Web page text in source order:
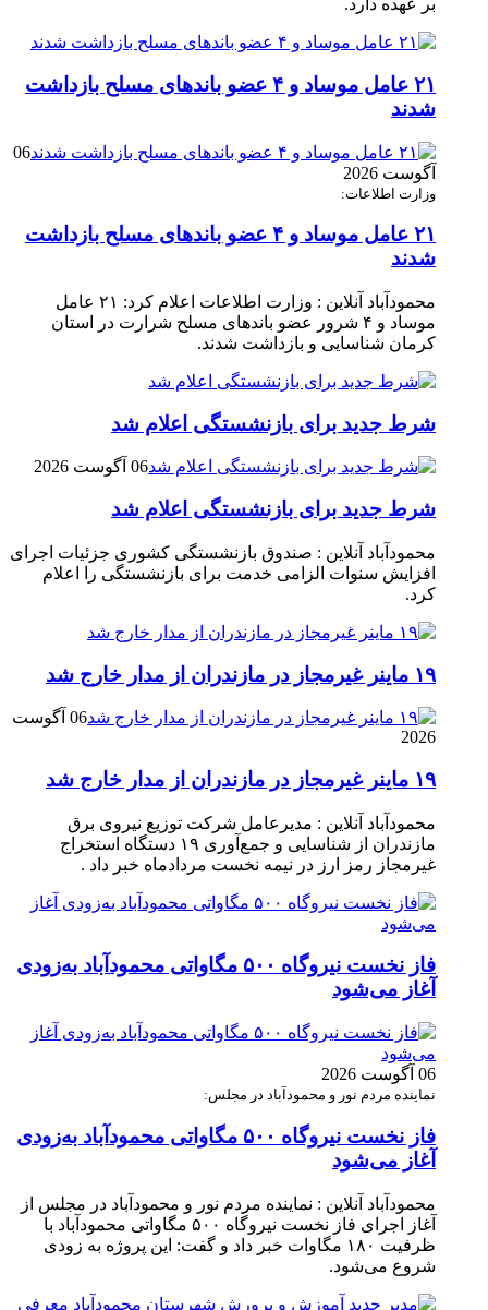
بر عهده دارد.
۲۱ عامل موساد و ۴ عضو باند‌های مسلح بازداشت
شدند
06
آگوست 2026
وزارت اطلاعات:
۲۱ عامل موساد و ۴ عضو باند‌های مسلح بازداشت
شدند
محمودآباد آنلاین : وزارت اطلاعات اعلام کرد: ۲۱ عامل
موساد و ۴ شرور عضو باند‌های مسلح شرارت در استان
کرمان شناسایی و بازداشت شدند.
شرط جدید برای بازنشستگی اعلام شد
06 آگوست 2026
شرط جدید برای بازنشستگی اعلام شد
محمودآباد آنلاین : صندوق بازنشستگی کشوری جزئیات اجرای
افزایش سنوات الزامی خدمت برای بازنشستگی را اعلام
کرد.
۱۹ ماینر غیرمجاز در مازندران از مدار خارج شد
06 آگوست
2026
۱۹ ماینر غیرمجاز در مازندران از مدار خارج شد
محمودآباد آنلاین : مدیرعامل شرکت توزیع نیروی برق
مازندران از شناسایی و جمع‌آوری ۱۹ دستگاه استخراج
غیرمجاز رمز ارز در نیمه نخست مردادماه خبر داد .
فاز نخست نیروگاه ۵۰۰ مگاواتی محمودآباد به‌زودی
آغاز می‌شود
06 آگوست 2026
نماینده مردم نور و محمودآباد در مجلس:
فاز نخست نیروگاه ۵۰۰ مگاواتی محمودآباد به‌زودی
آغاز می‌شود
محمودآباد آنلاین : نماینده مردم نور و محمودآباد در مجلس از
آغاز اجرای فاز نخست نیروگاه ۵۰۰ مگاواتی محمودآباد با
ظرفیت ۱۸۰ مگاوات خبر داد و گفت: این پروژه به زودی
شروع می‌شود.